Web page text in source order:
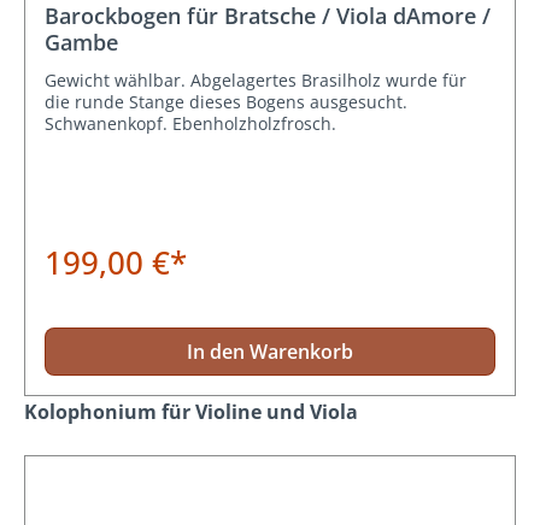
Barockbogen für Bratsche / Viola dAmore /
Gambe
Gewicht wählbar. Abgelagertes Brasilholz wurde für
die runde Stange dieses Bogens ausgesucht.
Schwanenkopf. Ebenholzholzfrosch.
199,00 €*
In den Warenkorb
Produktgalerie überspringen
Kolophonium für Violine und Viola